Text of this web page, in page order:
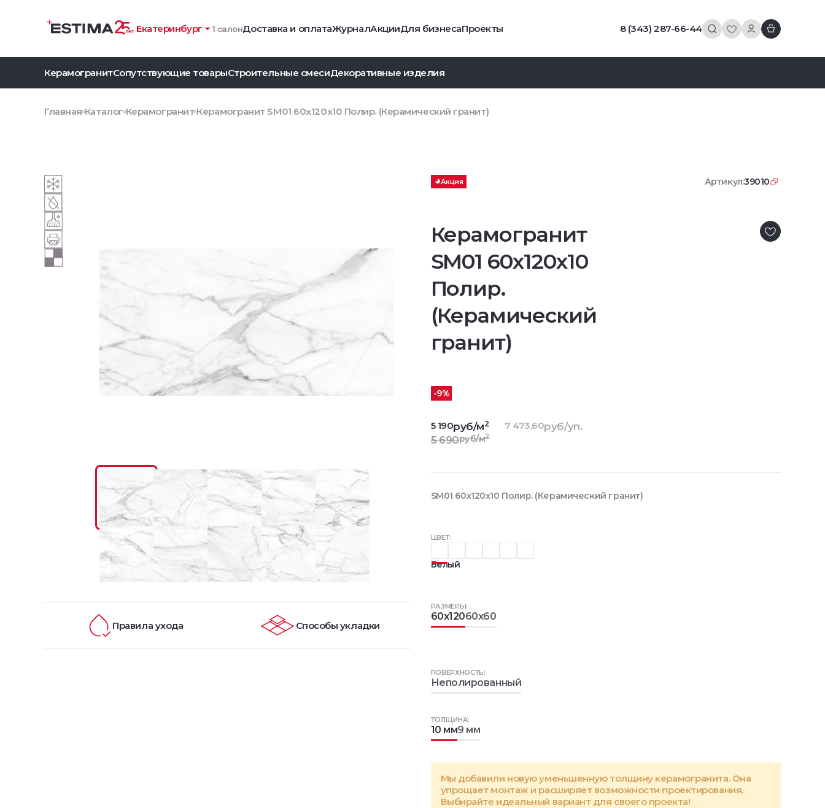
Екатеринбург 1 салонДоставка и оплатаЖурналАкцииДля бизнесаПроекты 8 (343) 287-66-44
КерамогранитСопутствующие товарыСтроительные смесиДекоративные изделия
Главная Каталог Керамогранит Керамогранит SM01 60x120x10 Полир. (Керамический гранит)
Акция Артикул:39010
Керамогранит
SM01 60x120x10
Полир.
(Керамический
гранит)
ЦВЕТ:
Белый
РАЗМЕРЫ:
60x12060x60
ТОЛЩИНА:
10 мм9 мм
ПОВЕРХНОСТЬ:
Неполированный
Мы добавили новую уменьшенную толщину керамогранита. Она
упрощает монтаж и расширяет возможности проектирования.
Выбирайте идеальный вариант для своего проекта!
-9%
5 190руб/м2
5 690руб/м2
7 473,60руб/уп.
SM01 60x120x10 Полир. (Керамический гранит)
Правила ухода Способы укладки